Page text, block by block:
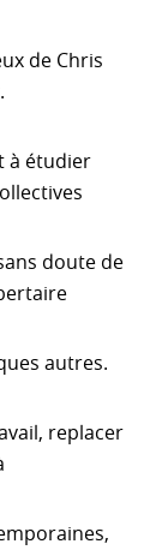
de Chris
à étudier
doute de
autres.
replacer